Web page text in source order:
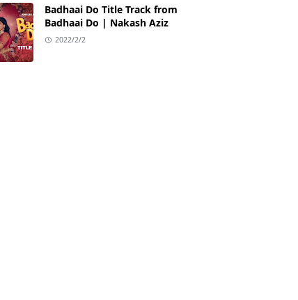
Badhaai Do Title Track from
Badhaai Do | Nakash Aziz
2022/2/2